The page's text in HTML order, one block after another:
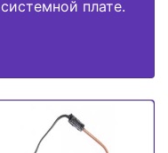
системной плате.